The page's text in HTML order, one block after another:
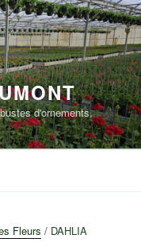
d'ornements,
Fleurs / DAHLIA